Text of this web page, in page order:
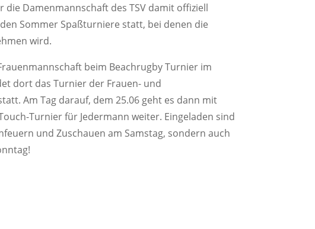
die Damenmannschaft des TSV damit offiziell
Sommer Spaßturniere statt, bei denen die
wird.
beim Beachrugby Turnier im
dort das Turnier der Frauen- und
Am Tag darauf, dem 25.06 geht es dann mit
Turnier für Jedermann weiter. Eingeladen sind
und Zuschauen am Samstag, sondern auch